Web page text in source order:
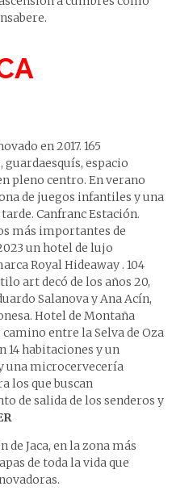
en 2017. 165
espacio
pleno centro. En verano
de juegos infantiles y una
Canfranc Estación.
más importantes de
un hotel de lujo
Royal Hideaway . 104
art decó de los años 20,
Salanova y Ana Acín,
Hotel de Montaña
entre la Selva de Oza
14 habitaciones y un
una microcervecería
los que buscan
de salida de los senderos y
de Jaca, en la zona más
de toda la vida que